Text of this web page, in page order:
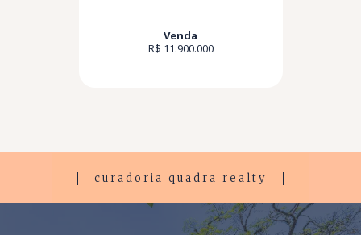
Venda
R$ 11.900.000
curadoria quadra realty